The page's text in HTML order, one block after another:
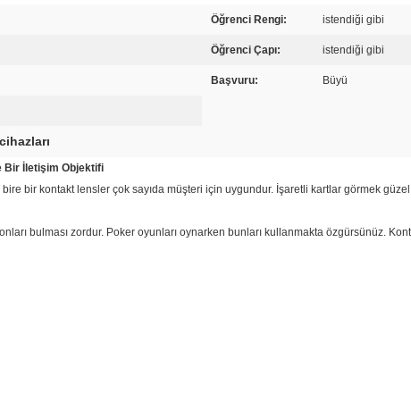
Öğrenci Rengi: istendiği gibi
Öğrenci Çapı: istendiği gibi
Başvuru: Büyü
Bir İletişim Objektifi
bir kontakt lensler çok sayıda müşteri için uygundur. İşaretli kartlar görmek
bulması zordur. Poker oyunları oynarken bunları kullanmakta özgürsünüz.